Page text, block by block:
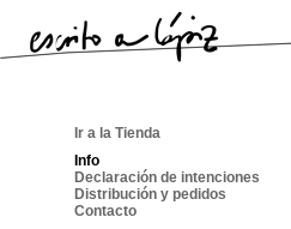
Ir a la Tienda
Info
Declaración de intenciones
Distribución y pedidos
Contacto